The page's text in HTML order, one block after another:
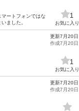
ートフォンではな
ました。
1
お気に入り
更新7月20日
作成7月20日
1
お気に入り
更新7月20日
作成7月20日